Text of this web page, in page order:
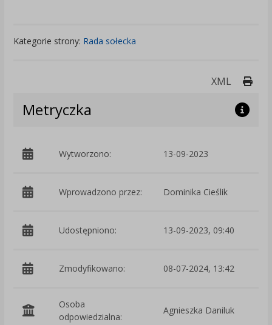
Kategorie strony: Rada sołecka
XML
Metryczka
Wytworzono: 13-09-2023
Wprowadzono przez: Dominika Cieślik
Udostępniono: 13-09-2023, 09:40
Zmodyfikowano: 08-07-2024, 13:42
Osoba
odpowiedzialna:
Agnieszka Daniluk